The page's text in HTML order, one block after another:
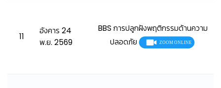
11
อังคาร 24
พ.ย. 2569
BBS การปลูกฝังพฤติกรรมด้านความ
ปลอดภัย